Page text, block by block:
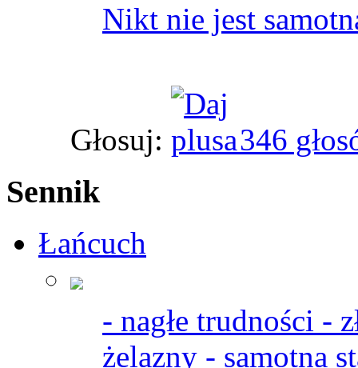
Nikt nie jest
Głosuj: 346
Sennik
Łańcuch
- nagłe trudności -
żelazny - samotna